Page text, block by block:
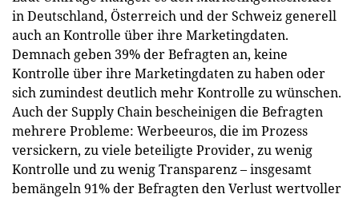
in Deutschland, Österreich und der Schweiz generell
auch an Kontrolle über ihre Marketingdaten.
Demnach geben 39% der Befragten an, keine
Kontrolle über ihre Marketingdaten zu haben oder
sich zumindest deutlich mehr Kontrolle zu wünschen.
Auch der Supply Chain bescheinigen die Befragten
mehrere Probleme: Werbeeuros, die im Prozess
versickern, zu viele beteiligte Provider, zu wenig
Kontrolle und zu wenig Transparenz – insgesamt
bemängeln 91% der Befragten den Verlust wertvoller